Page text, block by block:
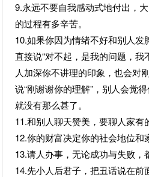
9.永远不要自我感动式地付出，
的过程有多辛苦。
10.如果你因为情绪不好和别人
直接说“对不起，是我的问题，我
人加深你不讲理的印象，也会对
说“刚谢谢你的理解”，别人会觉
就没有那么甚了。
11.和别人聊天赞美，要聊人家有
12.你的财富决定你的社会地位和
13.请人办事，无论成功与失败，
14.先小人后君子，把丑话说在